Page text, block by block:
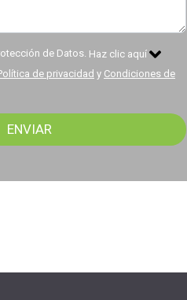
de Datos. Haz clic aquí
de privacidad y Condiciones de